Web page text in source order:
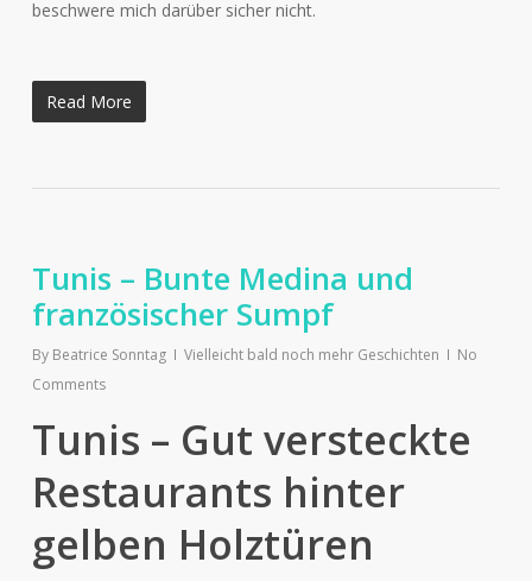
beschwere mich darüber sicher nicht.
Read More
Tunis – Bunte Medina und
französischer Sumpf
By Beatrice Sonntag Vielleicht bald noch mehr Geschichten
No
Comments
Tunis – Gut versteckte
Restaurants hinter
gelben Holztüren